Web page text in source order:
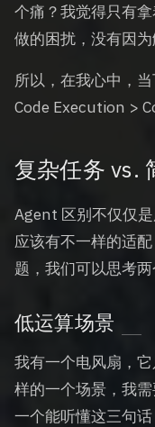
个痛？我觉得只有
做的困扰，没有因为
所以，在我心中，
Code Execution >
复杂任务 vs.
Agent 区别不仅仅
应该有不一样的适
题，我们可以思考两
低运算场景
我有一个电风扇，
样的一个场景，我
一个能听懂这三句